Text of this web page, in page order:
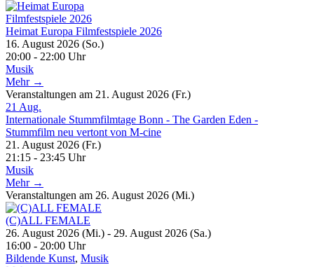
Heimat Europa Filmfestspiele 2026
16. August 2026 (So.)
20:00 - 22:00 Uhr
Musik
Mehr →
Veranstaltungen am 21. August 2026 (Fr.)
21 Aug.
Internationale Stummfilmtage Bonn - The Garden Eden -
Stummfilm neu vertont von M-cine
21. August 2026 (Fr.)
21:15 - 23:45 Uhr
Musik
Mehr →
Veranstaltungen am 26. August 2026 (Mi.)
(C)ALL FEMALE
26. August 2026 (Mi.) - 29. August 2026 (Sa.)
16:00 - 20:00 Uhr
Bildende Kunst, Musik